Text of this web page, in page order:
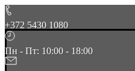
+372 5430 1080
Пн - Пт: 10:00 - 18:00